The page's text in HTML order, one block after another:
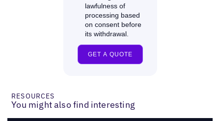
RESOURCES
You might also find interesting